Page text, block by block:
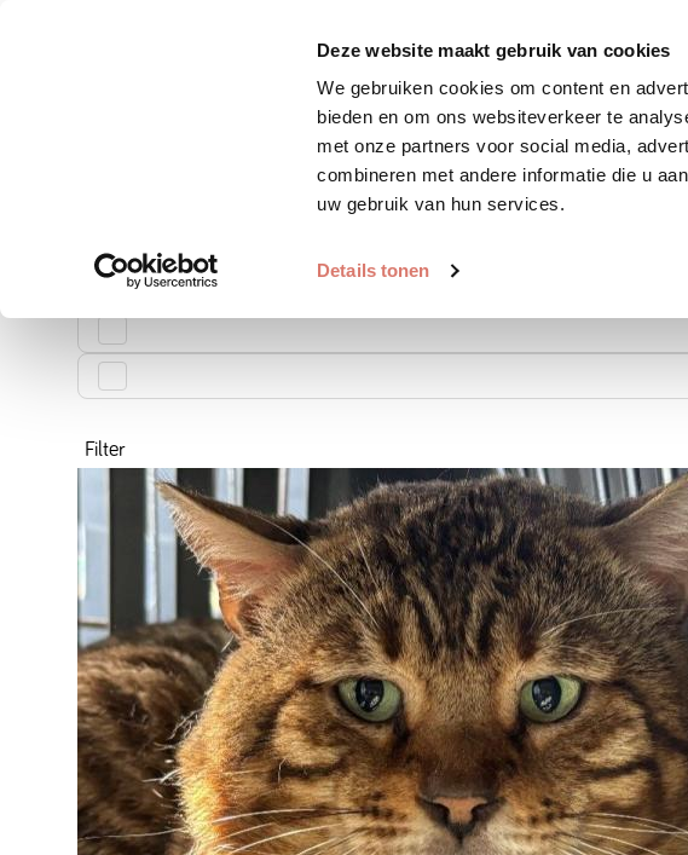
Deze website maakt gebruik van cookies
We gebruiken cookies om content en
bieden en om ons websiteverkeer te
met onze partners voor social media,
combineren met andere informatie die u
uw gebruik van hun services.
Details tonen
Zoek huisdier Plaats huisdier Hoe
Op zoek naar een
Maak een zoekprofiel aan en ontvang gratis matches in je mail of
Filter